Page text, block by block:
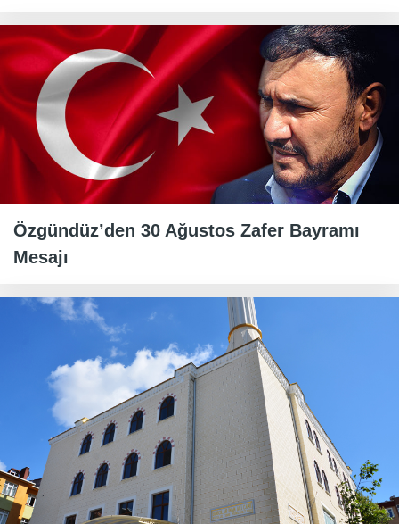
Özgündüz’den 30 Ağustos Zafer Bayramı
Mesajı